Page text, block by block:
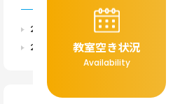
教室空き状況
Availability
2026年
2025年